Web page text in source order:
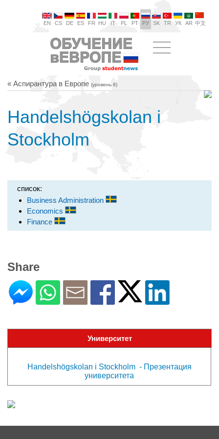
EN CS DE ES FR HU IT PL PT РУ SK TR УК AR 中文
« Аспирантура в Европе (уровень 8)
Handelshögskolan i
Stockholm
список:
Business Administration
Economics
Finance
Share
Университет
Handelshögskolan i Stockholm - Презентация
университета